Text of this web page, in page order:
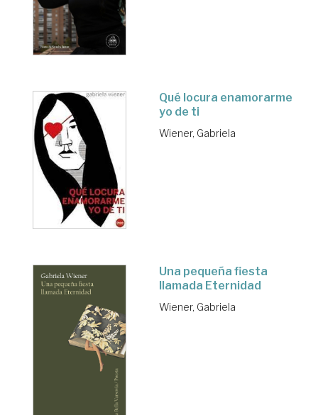
Qué locura enamorarme
yo de ti
Wiener, Gabriela
Una pequeña fiesta
llamada Eternidad
Wiener, Gabriela